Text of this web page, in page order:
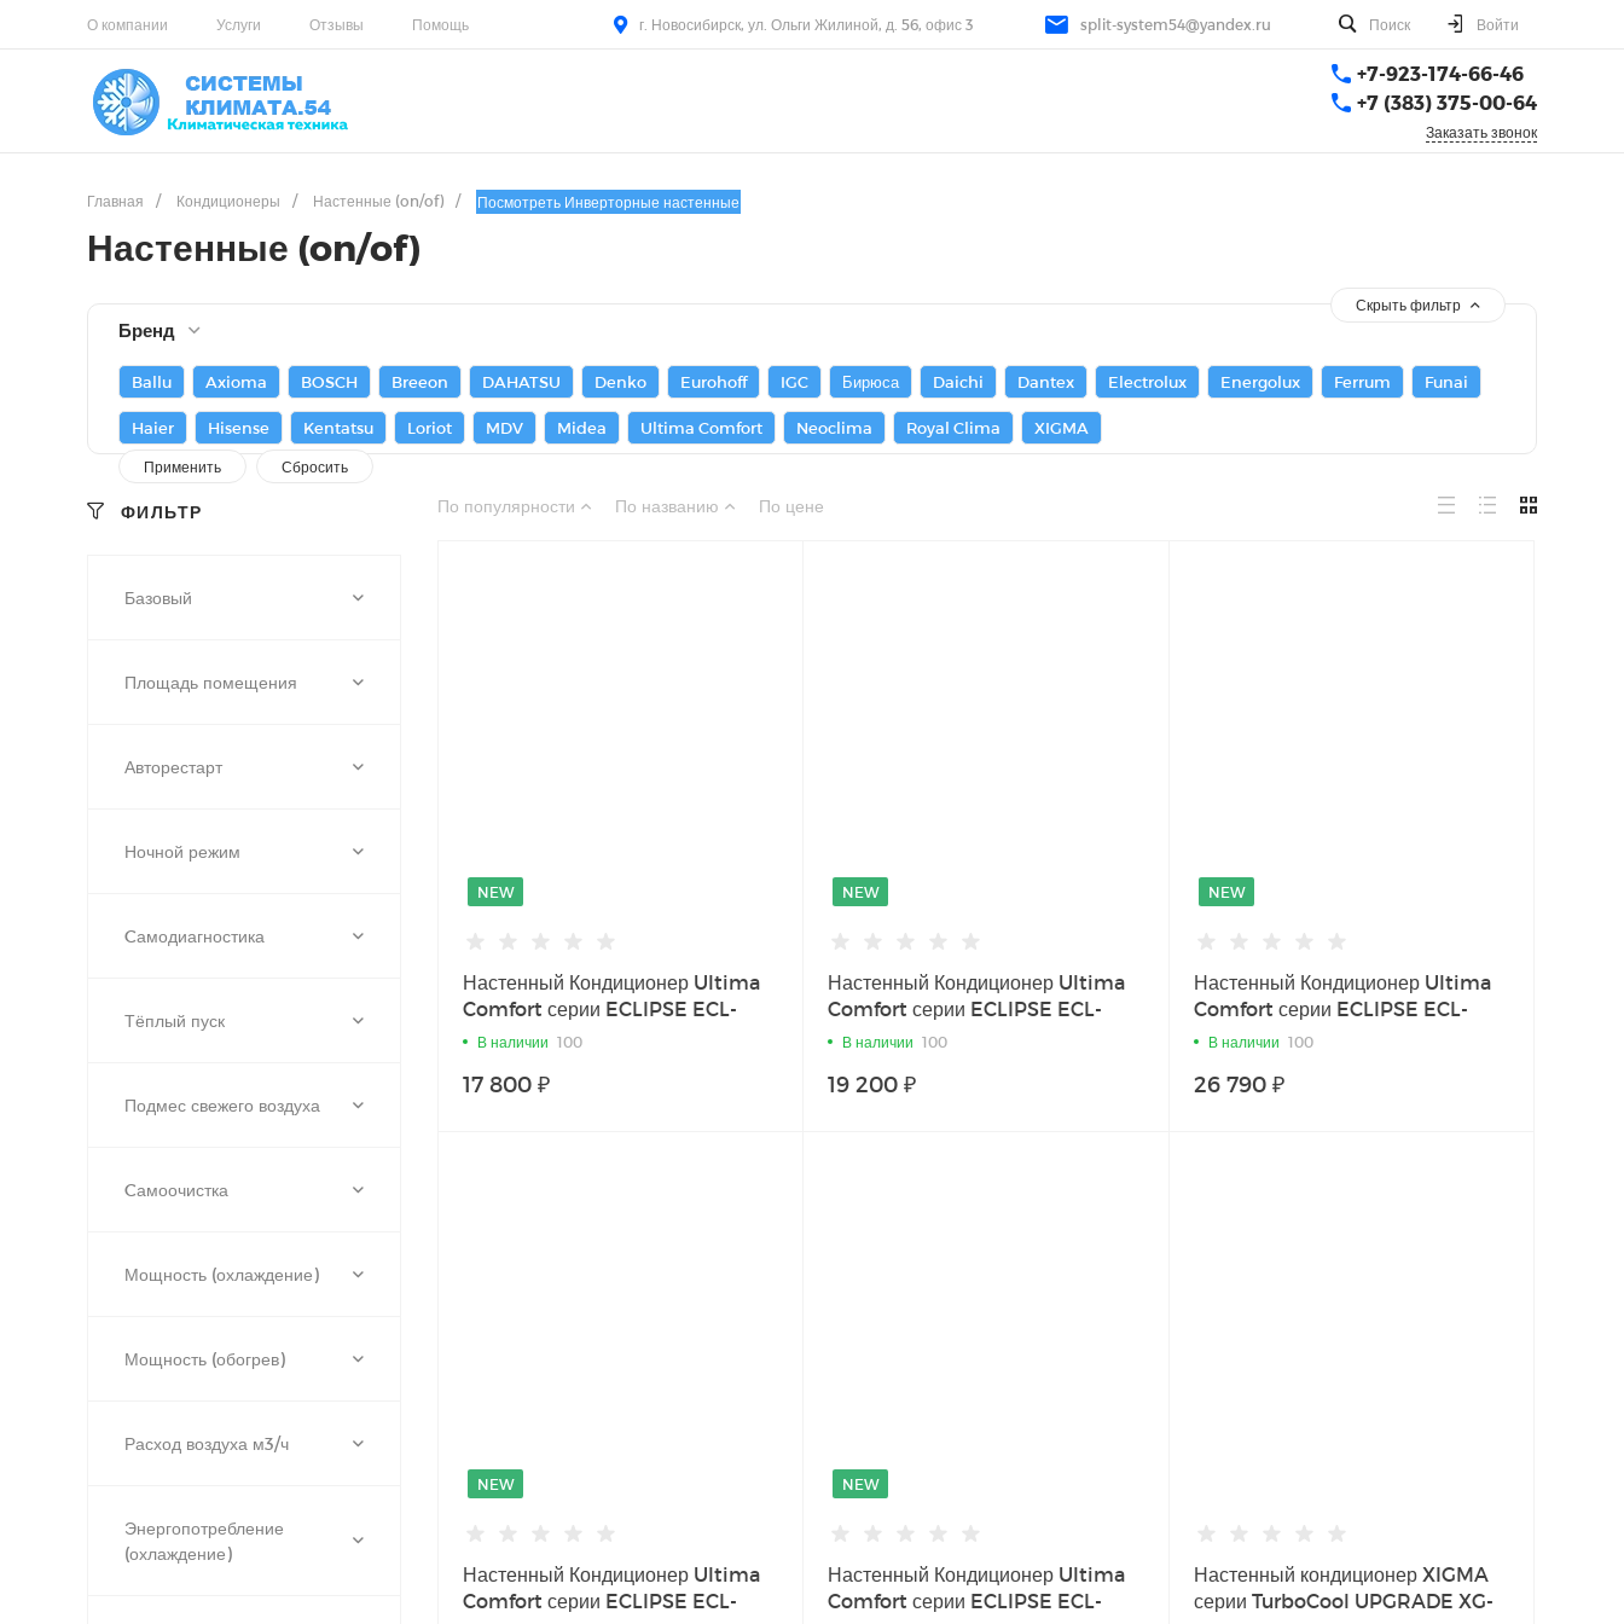
О компании Услуги Отзывы Помощь г. Новосибирск, ул. Ольги Жилиной, д. 56, офис 3 split-system54@yandex.ru Поиск Войти
+7-923-174-66-46
+7 (383) 375-00-64
Заказать звонок
Главная / Кондиционеры / Настенные (on/of) / Посмотреть Инверторные настенные
Настенные (on/of)
Скрыть фильтр
Бренд
Ballu Axioma BOSCH Breeon DAHATSU Denko Eurohoff IGC Бирюса Daichi Dantex Electrolux Energolux Ferrum Funai
Haier Hisense Kentatsu Loriot MDV Midea Ultima Comfort Neoclima Royal Clima XIGMA
ФИЛЬТР
Базовый
Площадь помещения
Авторестарт
Ночной режим
Cамодиагностика
Тёплый пуск
Подмес свежего воздуха
Cамоочистка
Мощность (охлаждение)
Мощность (обогрев)
Расход воздуха м3/ч
Энергопотребление
(охлаждение)
По популярности По названию По цене
NEW
Настенный Кондиционер Ultima
Comfort серии ECLIPSE ECL-
07PN
В наличии 100
17 800 ₽
NEW
Настенный Кондиционер Ultima
Comfort серии ECLIPSE ECL-
09PN
В наличии 100
19 200 ₽
NEW
Настенный Кондиционер Ultima
Comfort серии ECLIPSE ECL-
12PN
В наличии 100
26 790 ₽
NEW
Настенный Кондиционер Ultima
Comfort серии ECLIPSE ECL-
NEW
Настенный Кондиционер Ultima
Comfort серии ECLIPSE ECL-
Настенный кондиционер XIGMA
серии TurboCool UPGRADE XG-